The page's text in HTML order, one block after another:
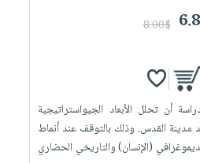
8.00$
أن تحلل الأبعاد الجيواستراتيجية
مدينة القدس. وذلك بالتوقف عند أنماط
(الإنسان) والتاريخي الحضاري